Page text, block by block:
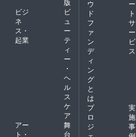
ビジ
ネ
ス・
起業
ビ
ュ
ー
テ
ィ
ー
・
ヘ
ル
ス
ケ
ア
アー
ト・
舞
台
ウ
ド
フ
ァ
ン
デ
ィ
ン
グ
と
は
ー
ト
サ
ー
ビ
ス
プ
ロ
ジ
実
施
事